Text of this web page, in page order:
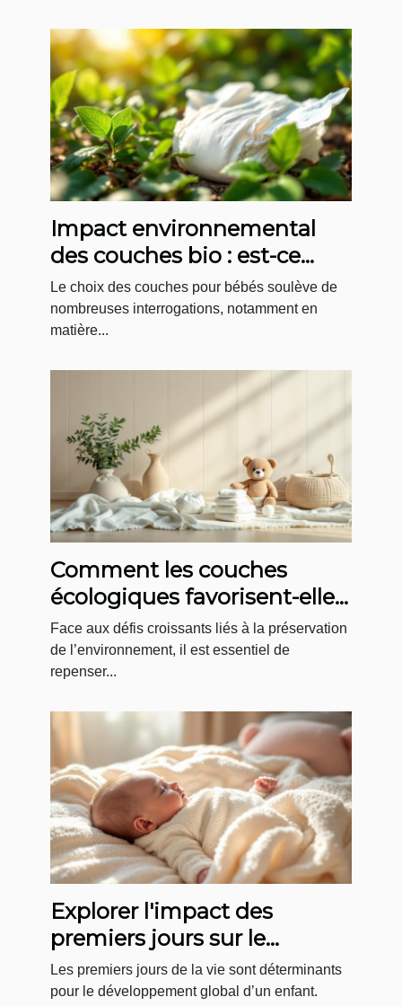
Impact environnemental
des couches bio : est-ce
vraiment mieux ?
Le choix des couches pour bébés soulève de
nombreuses interrogations, notamment en
matière...
Comment les couches
écologiques favorisent-elles
le développement durable ?
Face aux défis croissants liés à la préservation
de l’environnement, il est essentiel de
repenser...
Explorer l'impact des
premiers jours sur le
développement infantile
Les premiers jours de la vie sont déterminants
pour le développement global d’un enfant.